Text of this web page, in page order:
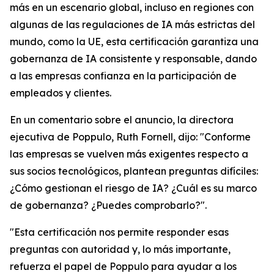
más en un escenario global, incluso en regiones con
algunas de las regulaciones de IA más estrictas del
mundo, como la UE, esta certificación garantiza una
gobernanza de IA consistente y responsable, dando
a las empresas confianza en la participación de
empleados y clientes.
En un comentario sobre el anuncio, la directora
ejecutiva de Poppulo, Ruth Fornell, dijo: "Conforme
las empresas se vuelven más exigentes respecto a
sus socios tecnológicos, plantean preguntas difíciles:
¿Cómo gestionan el riesgo de IA? ¿Cuál es su marco
de gobernanza? ¿Puedes comprobarlo?".
"Esta certificación nos permite responder esas
preguntas con autoridad y, lo más importante,
refuerza el papel de Poppulo para ayudar a los